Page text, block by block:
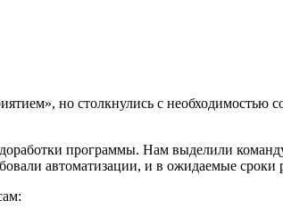
но столкнулись с
программы. Нам выделили
автоматизации, и в ожидаемые сроки